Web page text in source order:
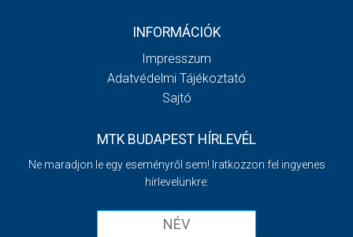
INFORMÁCIÓK
Impresszum
Adatvédelmi Tájékoztató
Sajtó
MTK BUDAPEST HÍRLEVÉL
Ne maradjon le egy eseményről sem! Iratkozzon fel ingyenes
hírlevelünkre: